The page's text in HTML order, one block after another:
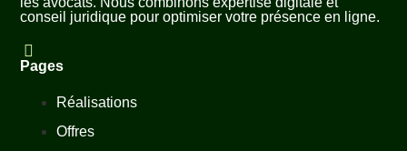
conseil juridique pour optimiser votre présence en ligne.
Pages
Réalisations
Offres